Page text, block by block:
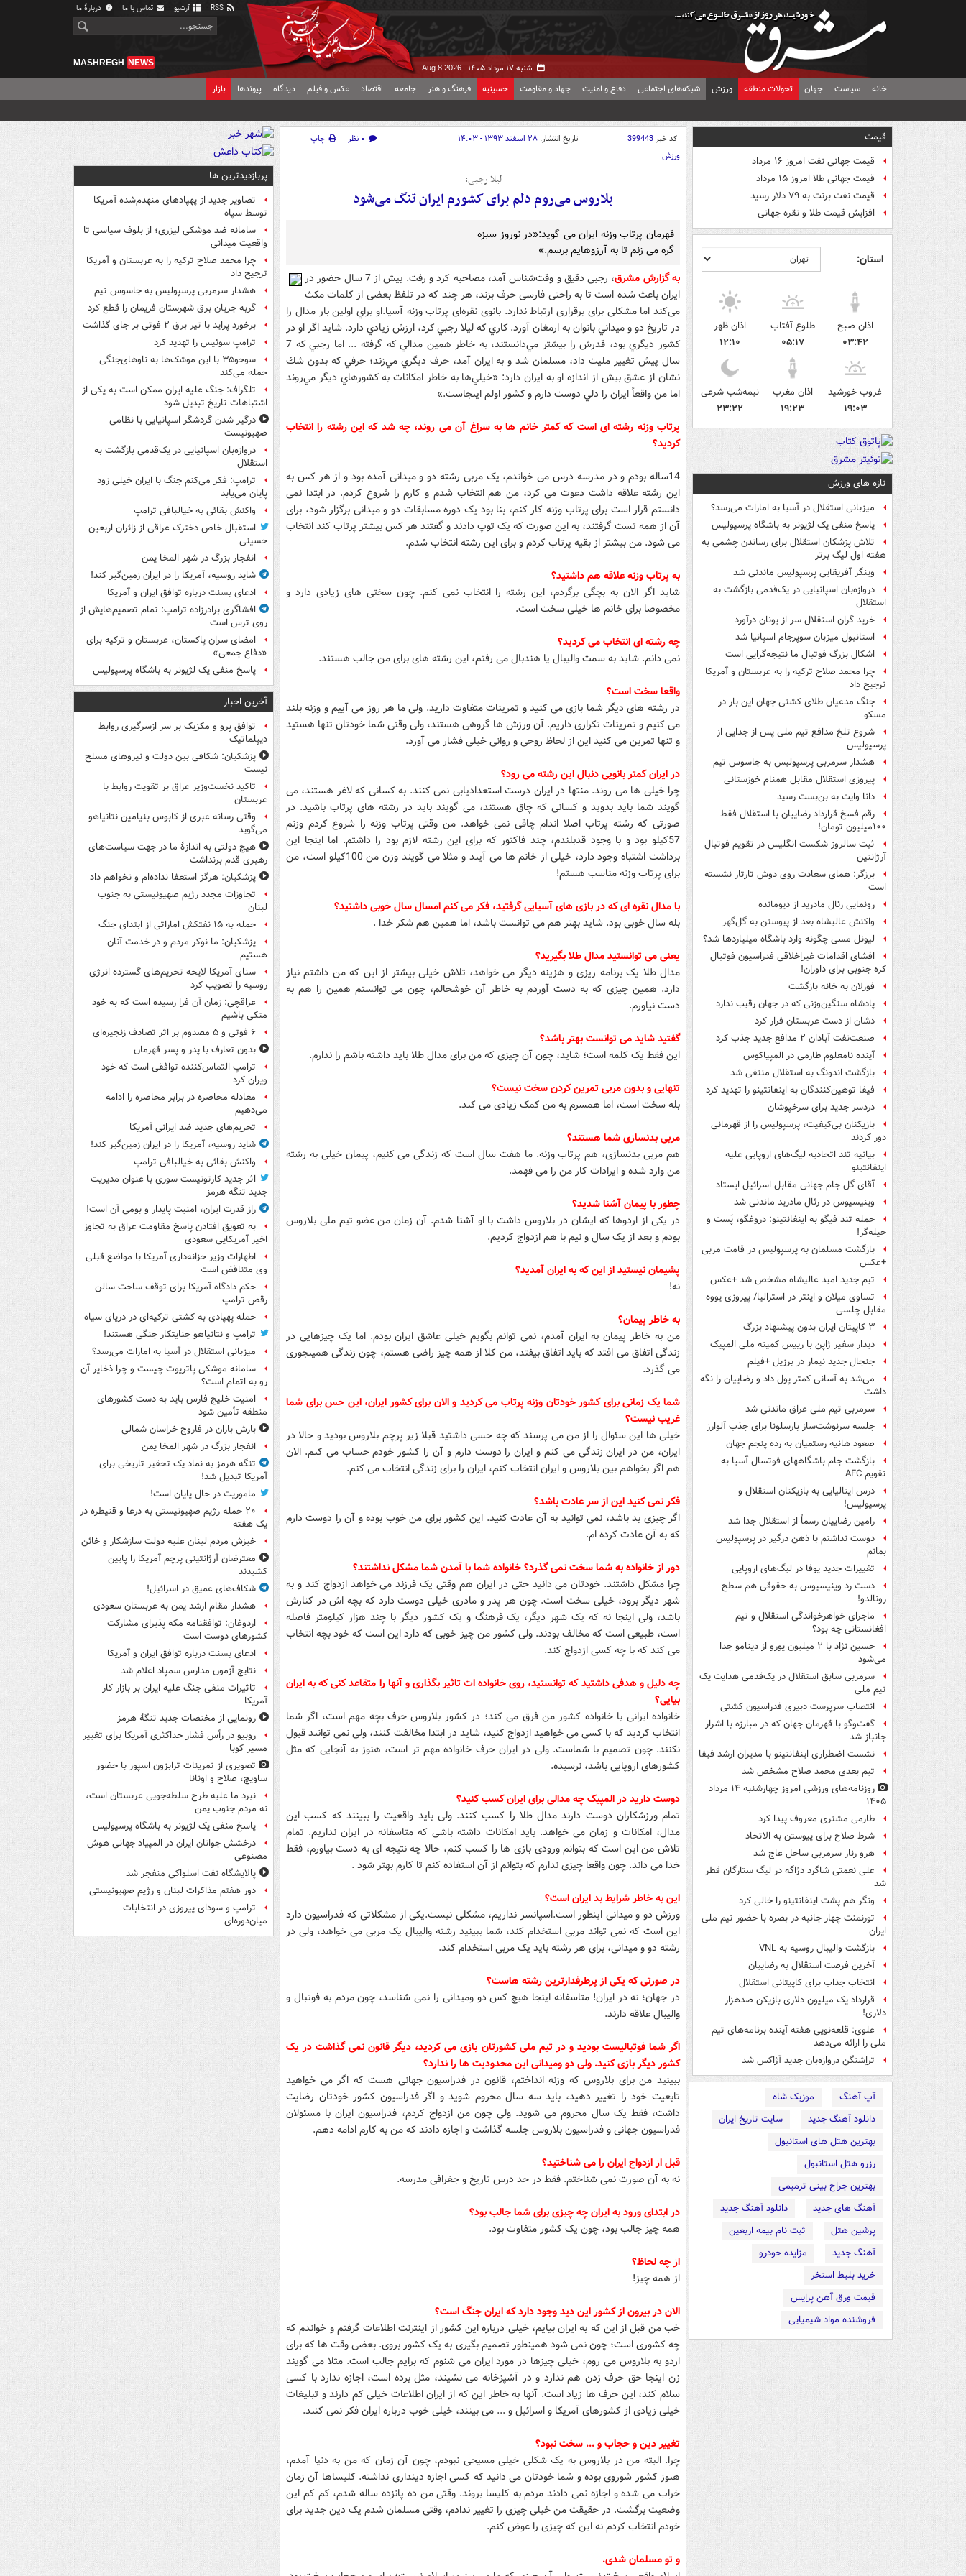
آرشیو تماس با ما دربارهٔ ما
شنبه ۱۷ مرداد ۱۴۰۵ - Aug 8 2026
MASHREGH NEWS
خانه سیاست جهان تحولات منطقه ورزش شبکه‌های اجتماعی دفاع و امنیت جهاد و مقاومت حسینیه فرهنگ و هنر جامعه اقتصاد عکس و فیلم دیدگاه پیوندها بازار
قیمت
قیمت جهانی نفت امروز ۱۶ مرداد
قیمت جهانی طلا امروز ۱۵ مرداد
قیمت نفت برنت به ۷۹ دلار رسید
افزایش قیمت طلا و نقره جهانی
استان:
اذان صبح
۰۳:۴۲
طلوع آفتاب
۰۵:۱۷
اذان ظهر
۱۲:۱۰
غروب خورشید
۱۹:۰۳
اذان مغرب
۱۹:۲۳
نیمه‌شب شرعی
۲۳:۲۲
تازه های ورزش
میزبانی استقلال در آسیا به امارات می‌رسد؟
پاسخ منفی یک لژیونر به باشگاه پرسپولیس
تلاش پزشکان استقلال برای رساندن چشمی به
هفته اول لیگ برتر
وینگر آفریقایی پرسپولیس ماندنی شد
دروازه‌بان اسپانیایی در یک‌قدمی بازگشت به
استقلال
خرید گران استقلال سر از یونان درآورد
استانبول میزبان سوپرجام اسپانیا شد
اشکال بزرگ فوتبال ما نتیجه‌گرایی است
چرا محمد صلاح ترکیه را به عربستان و آمریکا
ترجیح داد
جنگ مدعیان طلای کشتی جهان این بار در
مسکو
شروع تلخ مدافع تیم ملی پس از جدایی از
پرسپولیس
هشدار سرمربی پرسپولیس به جاسوس تیم
پیروزی استقلال مقابل همنام خوزستانی
دانا وایت به بن‌بست رسید
رقم فسخ قرارداد رضاییان با استقلال فقط
۱۰۰میلیون تومان!
ثبت سالروز شکست انگلیس در تقویم فوتبال
آرژانتین
برزگر: همای سعادت روی دوش تارتار نشسته
است
رونمایی رئال مادرید از دیومانده
واکنش عالیشاه بعد از پیوستن به گل‌گهر
لیونل مسی چگونه وارد باشگاه میلیاردها شد؟
افشای اقدامات غیراخلاقی فدراسیون فوتبال
کره جنوبی برای داوران!
فورلان به خانه بازگشت
پادشاه سنگین‌وزنی که در جهان رقیب ندارد
دشان از دست عربستان فرار کرد
صنعت‌نفت آبادان ۲ مدافع جدید جذب کرد
آینده نامعلوم طارمی در المپیاکوس
بازگشت اندونگ به استقلال منتفی شد
فیفا توهین‌کنندگان به اینفانتینو را تهدید کرد
دردسر جدید برای سرخپوشان
بازیکنان بی‌کیفیت، پرسپولیس را از قهرمانی
دور کردند
بیانیه تند اتحادیه لیگ‌های اروپایی علیه
اینفانتینو
آقای گل جام جهانی مقابل اسرائیل ایستاد
وینیسیوس در رئال مادرید ماندنی شد
حمله تند فیگو به اینفانتینو: دروغگو، پَست‌ و
حیله‌گر!
بازگشت مسلمان به پرسپولیس در قامت مربی
+عکس
تیم جدید امید عالیشاه مشخص شد +عکس
تساوی میلان و اینتر در استرالیا/ پیروزی یووه
مقابل چلسی
۳ کاپیتان ایران بدون پیشنهاد بزرگ
دیدار سفیر ژاپن با رییس کمیته ملی المپیک
جنجال جدید نیمار در برزیل +فیلم
می‌شد به آسانی کمتر پول داد و رضاییان را نگه
داشت
سرمربی تیم ملی عراق ماندنی شد
جلسه سرنوشت‌ساز بارسلونا برای جذب آلوارز
صعود هانیه رستمیان به رده پنجم جهان
بازگشت جام باشگاههای فوتسال آسیا به
تقویم AFC
درس ایتالیایی‌ به بازیکنان استقلال و
پرسپولیس!
رامین رضاییان رسماً از استقلال جدا شد
دوست نداشتم با ذهن درگیر در پرسپولیس
بمانم
تغییرات جدید یوفا در لیگ‌های اروپایی
دست رد وینیسیوس به حقوقی هم سطح
رونالدو!
ماجرای خواهرخواندگی استقلال و تیم
افغانستانی چه بود؟
حسین نژاد با ۲ میلیون یورو از دینامو جدا
می‌شود
سرمربی سابق استقلال در یک‌قدمی هدایت یک
تیم ملی
انتصاب سرپرست دبیری فدراسیون کشتی
گفت‌وگو با قهرمان جهان که در مبارزه با اشرار
جانباز شد
نشست اضطراری اینفانتینو با مدیران ارشد فیفا
تیم بعدی محمد صلاح مشخص شد
روزنامه‌های ورزشی امروز چهارشنبه ۱۴ مرداد
۱۴۰۵
طارمی مشتری معروف پیدا کرد
شرط صلاح برای پیوستن به الاتحاد
هرو رنار سرمربی ساحل عاج شد
علی نعمتی شاگرد دژاگه در لیگ ستارگان قطر
شد
ونگر هم پشت اینفانتینو را خالی کرد
تورنمنت چهار جانبه در بصره با حضور تیم ملی
ایران
بازگشت والیبال روسیه به VNL
آخرین فرصت استقلال به رضاییان
انتخاب جذاب برای کاپیتانی استقلال
قرارداد یک میلیون دلاری بازیکن صدهزار
دلاری!
علوی: قلعه‌نویی هفته آینده برنامه‌های تیم
ملی را ارائه می‌دهد
تراِشتگن دروازه‌بان جدید آژاکس شد
آپ آهنگ
موزیک شاه
دانلود آهنگ جدید
سایت تاریخ ایران
بهترین هتل های استانبول
رزرو هتل استانبول
بهترین جراح بینی ترمیمی
آهنگ های جدید
دانلود آهنگ جدید
پرشین هتل
ثبت نام بیمه اربعین
آهنگ جدید
مزایده خودرو
خرید بلیط استخر
قیمت ورق آهن پرایس
فروشنده مواد شیمیایی
کد خبر399443 تاریخ انتشار: ۲۸ اسفند ۱۳۹۳ - ۱۴:۰۳ ۰ نظر
چاپ
ورزش
لیلا رجبی:
بلاروس می‌روم دلم برای کشورم ایران تنگ می‌شود
قهرمان پرتاب وزنه ایران می گوید:«در نوروز سبزه
گره می زنم تا به آرزوهایم برسم.»
به گزارش مشرق
، رجبی دقیق و وقت‌شناس آمد، مصاحبه کرد و رفت. بیش از 7 سال حضور در
ایران باعث شده است تا به راحتی فارسی حرف بزند، هر چند که در تلفظ بعضی از کلمات مکث
می‌کند اما مشکلی برای برقراری ارتباط ندارد. بانوی نقره‌ای پرتاب وزنه آسیا.او براي اولين بار مدال را
در تاريخ دو و ميداني بانوان به ارمغان آورد. كاري كه ليلا رجبي كرد، ارزش زيادي دارد. شايد اگر او در
كشور ديگري بود، قدرش را بيشتر مي‌دانستند، به خاطر همين مدالي كه گرفته ... اما رجبي كه 7
سال پيش تغيير مليت داد، مسلمان شد و به ايران آمد، حرف ديگري مي‌زند؛ حرفي كه بدون ‌شك
نشان از عشق بيش از اندازه او به ايران دارد: «خيلي‌ها به خاطر امكانات به كشورهاي ديگر مي‌روند
اما من واقعاً ايران را دلي دوست دارم و كشور اولم اينجاست.»
پرتاب وزنه رشته ای است که کمتر خانم ها به سراغ آن می روند، چه شد که این رشته را انتخاب
کردید؟
14ساله بودم و در مدرسه درس می خواندم، یک مربی رشته دو و میدانی آمده بود و از هر کس به
این رشته علاقه داشت دعوت می کرد، من هم انتخاب شدم و کارم را شروع کردم. در ابتدا نمی
دانستم قرار است برای پرتاب وزنه کار کنم، بنا بود یک دوره مسابقات دو و میدانی برگزار شود، برای
آن از همه تست گرفتند، به این صورت که یک توپ دادند و گفتند هر کس بیشتر پرتاب کند انتخاب
می شود. من بیشتر از بقیه پرتاب کردم و برای این رشته انتخاب شدم.
به پرتاب وزنه علاقه هم داشتید؟
شاید اگر الان به بچگی برگردم، این رشته را انتخاب نمی کنم. چون سختی های زیادی دارد و
مخصوصا برای خانم ها خیلی سخت است.
چه رشته ای انتخاب می کردید؟
نمی دانم. شاید به سمت والیبال یا هندبال می رفتم، این رشته های برای من جالب هستند.
واقعا سخت است؟
در رشته های دیگر شما بازی می کنید و تمرینات متفاوت دارید. ولی ما هر روز می آییم و وزنه بلند
می کنیم و تمرینات تکراری داریم. آن ورزش ها گروهی هستند، ولی وقتی شما خودتان تنها هستید
و تنها تمرین می کنید این از لحاظ روحی و روانی خیلی فشار می آورد.
در ایران کمتر بانویی دنبال این رشته می رود؟
چرا خیلی ها می روند. منتها در ایران درست استعدادیابی نمی کنند. به کسانی که لاغر هستند، می
گویند شما باید بدوید و کسانی که چاق هستند، می گویند باید در رشته های پرتاب باشید. در
صورتی که رشته پرتاب اصلا اندام چاقی نمی خواهد. من وقتی پرتاب وزنه را شروع کردم وزنم
57کیلو بود و با وجود قدبلندم، چند فاکتور که برای این رشته لازم بود را داشتم. اما اینجا این
برداشت اشتباه وجود دارد، خیلی از خانم ها می آیند و مثلا می گویند وزن من 100کیلو است، من
برای پرتاب وزنه مناسب هستم!
با مدال نقره ای که در بازی های آسیایی گرفتید، فکر می کنم امسال سال خوبی داشتید؟
بله سال خوبی بود. شاید بهتر هم می توانست باشد، اما همین هم شکر خدا .
یعنی می توانستید مدال طلا بگیرید؟
مدال طلا یک برنامه ریزی و هزینه دیگر می خواهد، تلاش خیلی بیشتر از این که من داشتم نیاز
دارد. همین چیزی که به دست آوردم به خاطر آن خوشحالم، چون می توانستم همین را هم به
دست نیاورم.
گفتید شاید می توانست بهتر باشد؟
این فقط یک کلمه است؛ شاید، چون آن چیزی که من برای مدال طلا باید داشته باشم را ندارم.
تنهایی و بدون مربی تمرین کردن سخت نیست؟
بله سخت است، اما همسرم به من کمک زیادی می کند.
مربی بدنسازی شما هستند؟
هم مربی بدنسازی، هم پرتاب وزنه. ما هفت سال است که زندگی می کنیم، پیمان خیلی به رشته
من وارد شده و ایرادات کار من را می فهمد.
چطور با پیمان آشنا شدید؟
در یکی از اردوها که ایشان در بلاروس داشت با او آشنا شدم. آن زمان من عضو تیم ملی بلاروس
بودم و بعد از یک سال و نیم با هم ازدواج کردیم.
پشیمان نیستید از این که به ایران آمدید؟
نه!
به خاطر پیمان؟
من به خاطر پیمان به ایران آمدم، نمی توانم بگویم خیلی عاشق ایران بودم. اما یک چیزهایی در
زندگی اتفاق می افتد که باید اتفاق بیفتد، من کلا از همه چیز راضی هستم، چون زندگی همینجوری
می گذرد.
شما یک زمانی برای کشور خودتان وزنه پرتاب می کردید و الان برای کشور ایران، این حس برای شما
غریب نیست؟
خیلی ها این سئوال را از من می پرسند که چه حسی داشتید قبلا زیر پرچم بلاروس بودید و حالا در
ایران، من در ایران زندگی می کنم و ایران را دوست دارم و آن را کشور خودم حساب می کنم. الان
هم اگر بخواهم بین بلاروس و ایران انتخاب کنم، ایران را برای زندگی انتخاب می کنم.
فکر نمی کنید این از سر عادت باشد؟
اگر چیزی بد باشد، نمی توانید به آن عادت کنید. این کشور برای من خوب بوده و آن را دوست دارم
که به آن عادت کرده ام.
دور از خانواده به شما سخت نمی گذرد؟ خانواده شما با آمدن شما مشکل نداشتند؟
چرا مشکل داشتند. خودتان می دانید حتی در ایران هم وقتی یک فرزند می خواهد ازدواج کند و به
شهر دیگر برود، خیلی سخت است. چون هر پدر و مادری خیلی دوست دارد که بچه اش در کنارش
باشد، ولی اینجا نه که یک شهر دیگر، یک فرهنگ و یک کشور دیگر با چند هزار کیلومتر فاصله
است، طبیعی است که مخالف بودند. ولی کشور من چیز خوبی که دارد این است که خود بچه انتخاب
می کند که با چه کسی ازدواج کند.
چه دلیل و هدفی داشتید که توانستید، روی خانواده ات تاثیر بگذاری و آنها را متقاعد کنی که به ایران
بیایی؟
خانواده ایرانی با خانواده کشور من فرق می کند؛ در کشور بلاروس حرف بچه مهم است، اگر شما
انتخاب کردید که با کسی می خواهید ازدواج کنید، شاید در ابتدا مخالفت کنند، ولی نمی توانند قبول
نکنند. چون تصمیم با شماست. ولی در ایران حرف خانواده مهم تر است، هنوز به آنجایی که مثل
کشورهای اروپایی باشد، نرسیده.
دوست دارید در المپیک چه مدالی برای ایران کسب کنید؟
تمام ورزشکاران دوست دارند مدال طلا را کسب کنند. ولی باید واقعیت را ببینند که کسب این
مدال، امکانات و زمان می خواهد. باید امکانات داشته باشی که متاسفانه در ایران نداریم. تمام
تلاش من این است که بتوانم ورودی بازی ها را کسب کنم، حالا چه نتیجه ای به دست بیاورم، فقط
خدا می داند. چون واقعا چیزی ندارم که بتوانم از آن استفاده کنم تا کارم بهتر شود .
این به خاطر شرایط بد ایران است؟
ورزش دو و میدانی اینطور است.اسپانسر نداریم، مشکلی نیست.یکی از مشکلاتی که فدراسیون دارد
این است که نمی تواند مربی استخدام کند، شما ببینید رشته والیبال یک مربی می خواهد، ولی در
رشته دو و میدانی، برای هر رشته باید یک مربی استخدام کند.
در صورتی که یکی از پرطرفدارترین رشته هاست؟
در جهان؛ نه در ایران! متاسفانه اینجا هیچ کس دو ومیدانی را نمی شناسد، چون مردم به فوتبال و
والیبال علاقه دارند.
اگر شما فوتبالیست بودید و در تیم ملی کشورتان بازی می کردید، دیگر قانون نمی گذاشت در یک
کشور دیگر بازی کنید. ولی دو ومیدانی این محدودیت ها را ندارد؟
ببینید من برای بلاروس که وزنه انداختم، قانون در فدراسیون جهانی هست که اگر می خواهید
تابعیت خود را تغییر دهید، باید سه سال محروم شوید و اگر فدراسیون کشور خودتان رضایت
داشت، فقط یک سال محروم می شوید. ولی چون من ازدواج کردم، فدراسیون ایران با مسئولان
فدراسیون جهانی و فدراسیون بلاروس جلسه گذاشت و اجازه دادند که من به کارم ادامه دهم.
قبل از ازدواج ایران را می شناختید؟
نه به آن صورت نمی شناختم. فقط در حد درس تاریخ و جغرافی مدرسه.
در ابتدای ورود به ایران چه چیزی برای شما جالب بود؟
همه چیز جالب بود، چون یک کشور متفاوت بود.
از چه لحاظ؟
از همه چیز!
الان در بیرون از کشور این دید وجود دارد که ایران جنگ است؟
خب من قبل از این که به ایران بیایم، خیلی درباره این کشور از اینترنت اطلاعات گرفتم و خواندم که
چه کشوری است؛ چون نمی شود همینطور تصمیم بگیری به یک کشور بروی. بعضی وقت ها که برای
اردو به بلاروس می روم، خیلی چیزها در مورد ایران می شنوم که برایم جالب است. مثلا می گویند
زن اینجا حق حرف زدن هم ندارد و در آشپزخانه می نشیند، مثل برده است، اجازه ندارد با کسی
سلام کند، این حرف ها زیاد است. آنها به خاطر این که از ایران اطلاعات خیلی کم دارند و تبلیغات
خیلی زیادی از کشورهای آمریکا و اسرائیل و ... می بینند، خیلی خوب درباره ایران فکر نمی کنند.
تغییر دین و حجاب و ... سخت نبود؟
چرا. البته من در بلاروس به یک شکلی خیلی مسیحی نبودم، چون آن زمان که من به دنیا آمدم،
هنوز کشور شوروی بوده و شما خودتان می دانید که کسی اجازه دینداری نداشته. کلیساها آن زمان
خراب می شده و اجازه نمی دادند مردم به کلیسا بروند. وقتی من ده پانزده ساله شدم، کم کم این
وضعیت برگشت. در حقیقت من خیلی چیزی را تغییر ندادم، وقتی مسلمان شدم یک دین جدید برای
خودم انتخاب کردم نه این که چیزی را عوض کنم.
و تو مسلمان شدی.
پربازدیدترین ها
تصاویر جدید از پهپادهای منهدم‌شده آمریکا
توسط سپاه
سامانه ضد موشکی لیزری؛ از بلوف سیاسی تا
واقعیت میدانی
چرا محمد صلاح ترکیه را به عربستان و آمریکا
ترجیح داد
هشدار سرمربی پرسپولیس به جاسوس تیم
گربه جریان برق شهرستان فریمان را قطع کرد
برخورد پراید با تیر برق ۲ فوتی بر جای گذاشت
ترامپ سوئیس را تهدید کرد
سوخو۳۵ با این موشک‌ها به ناوهای‌جنگی
حمله می‌کند
تلگراف: جنگ علیه ایران ممکن است به یکی از
اشتباهات تاریخ تبدیل شود
درگیر شدن گردشگر اسپانیایی با نظامی
صهیونیست
دروازه‌بان اسپانیایی در یک‌قدمی بازگشت به
استقلال
ترامپ: فکر می‌کنم جنگ با ایران خیلی زود
پایان می‌یابد
واکنش بقائی به خیالبافی ترامپ
استقبال خاص دخترک عراقی از زائران اربعین
حسینی
انفجار بزرگ در شهر المخا یمن
شاید روسیه، آمریکا را در ایران زمین‌گیر کند!
ادعای بسنت درباره توافق ایران و آمریکا
افشاگری برادرزاده ترامپ: تمام تصمیم‌هایش از
روی ترس است
امضای سران پاکستان، عربستان و ترکیه برای
«دفاع جمعی»
پاسخ منفی یک لژیونر به باشگاه پرسپولیس
آخرین اخبار
توافق پرو و مکزیک بر سر ازسرگیری روابط
دیپلماتیک
پزشکیان: شکافی بین دولت و نیروهای مسلح
نیست
تاکید نخست‌وزیر عراق بر تقویت روابط با
عربستان
وقتی رسانه عبری از کابوس بنیامین نتانیاهو
می‌گوید
هیچ دولتی به اندازۀ ما در جهت سیاست‌های
رهبری قدم برنداشت
پزشکیان: هرگز استعفا نداده‌ام و نخواهم داد
تجاوزات مجدد رژیم صهیونیستی به جنوب
لبنان
حمله به ۱۵ نفتکش‌ اماراتی از ابتدای جنگ
پزشکیان: ما نوکر مردم و در خدمت آنان
هستیم
سنای آمریکا لایحه تحریم‌های گسترده انرژی
روسیه را تصویب کرد
عراقچی: زمان آن فرا رسیده است که به خود
متکی باشیم
۶ فوتی و ۵ مصدوم بر اثر تصادف زنجیره‌ای
بدون تعارف با پدر و پسر قهرمان
ترامپ التماس‌کننده توافقی است که خود
ویران کرد
معادله محاصره در برابر محاصره را ادامه
می‌دهیم
تحریم‌های جدید ضد ایرانی آمریکا
شاید روسیه، آمریکا را در ایران زمین‌گیر کند!
واکنش بقائی به خیالبافی ترامپ
اثر جدید کارتونیست سوری با عنوان مدیریت
جدید تنگه هرمز
راز قدرت ایران، امنیت پایدار و بومی آن است!
به تعویق افتادن پاسخ مقاومت عراق به تجاوز
اخیر آمریکایی سعودی
اظهارات وزیر خزانه‌داری آمریکا با مواضع قبلی
وی متناقض است
حکم دادگاه آمریکا برای توقف ساخت سالن
رقص ترامپ
حمله پهپادی به کشتی ترکیه‌ای در دریای سیاه
ترامپ و نتانیاهو جنایتکار جنگی هستند!
میزبانی استقلال در آسیا به امارات می‌رسد؟
سامانه موشکی پاتریوت چیست و چرا ذخایر آن
رو به اتمام است؟
امنیت خلیج فارس باید به دست کشورهای
منطقه تأمین شود
بارش باران در فاروج خراسان شمالی
انفجار بزرگ در شهر المخا یمن
تنگه هرمز به نماد یک تحقیر تاریخی برای
آمریکا تبدیل شد!
ماموریت در حال پایان است!
۲۰ حمله رژیم صهیونیستی به درعا و قنیطره در
یک هفته
خیزش مردم لبنان علیه دولت سازشکار و خائن
معترضان آرژانتینی پرچم آمریکا را پایین
کشیدند
شکاف‌های عمیق در اسرائیل!
هشدار مقام ارشد یمن به عربستان سعودی
اردوغان: توافقنامه مکه پذیرای مشارکت
کشورهای دوست است
ادعای بسنت درباره توافق ایران و آمریکا
نتایج آزمون مدارس سمپاد اعلام شد
تاثیرات منفی جنگ علیه ایران بر بازار کار
آمریکا
رونمایی از مختصات جدید تنگۀ هرمز
روبیو در رأس فشار حداکثری آمریکا برای تغییر
مسیر کوبا
تصویری از تمرینات ترابزون اسپور با حضور
ساویچ، صلاح و اونانا
نبرد ما علیه طرح سلطه‌جویی عربستان است،
نه مردم جنوب یمن
پاسخ منفی یک لژیونر به باشگاه پرسپولیس
درخشش جوانان ایران در المپیاد جهانی هوش
مصنوعی
پالایشگاه نفت اسلواکی منفجر شد
دور هفتم مذاکرات لبنان و رژیم صهیونیستی
ترامپ و سودای پیروزی در انتخابات
میان‌دوره‌ای